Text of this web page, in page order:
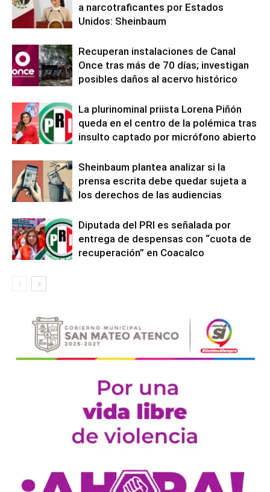
a narcotraficantes por Estados
Unidos: Sheinbaum
Recuperan instalaciones de Canal
Once tras más de 70 días; investigan
posibles daños al acervo histórico
La plurinominal priista Lorena Piñón
queda en el centro de la polémica tras
insulto captado por micrófono abierto
Sheinbaum plantea analizar si la
prensa escrita debe quedar sujeta a
los derechos de las audiencias
Diputada del PRI es señalada por
entrega de despensas con “cuota de
recuperación” en Coacalco